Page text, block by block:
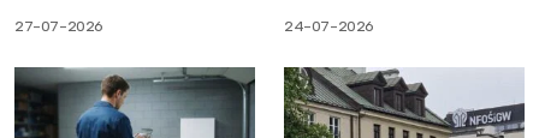
27-07-2026 24-07-2026